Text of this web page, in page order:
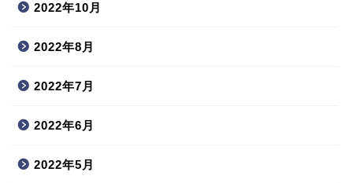
2022年10月
2022年8月
2022年7月
2022年6月
2022年5月